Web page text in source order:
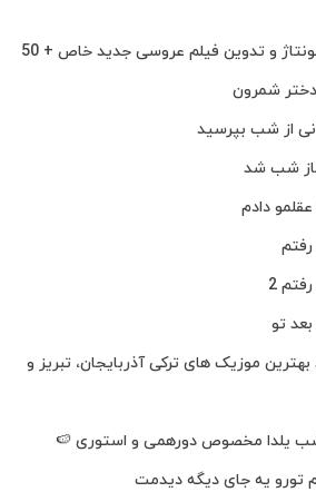
و تدوین فیلم عروسی جدید خاص + 50
دختر شمرون
از شب بپرسید
باز شب شد
دادم
2
تو
موزیک‌ های ترکی آذربایجان، تبریز و
یلدا مخصوص دورهمی و استوری 🍉
تورو یه جای دیگه دیدمت